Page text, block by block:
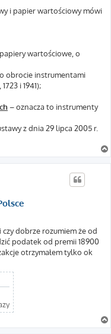
i papier wartościowy mówi
wartościowe, o
obrocie instrumentami
i 1941);
– oznacza to instrumenty
z dnia 29 lipca 2005 r.
czy dobrze rozumiem że od
podatek od premii 18900
otrzymałem tylko ok